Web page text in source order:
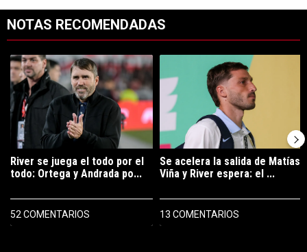
NOTAS RECOMENDADAS
Un artículo de tendencia con el título "River se juega el todo por el
River se juega el todo por el
todo: Ortega y Andrada po...
52 COMENTARIOS
Un artículo de tendencia con el
Se acelera la salida de Matías
Viña y River espera: el ...
13 COMENTARIOS